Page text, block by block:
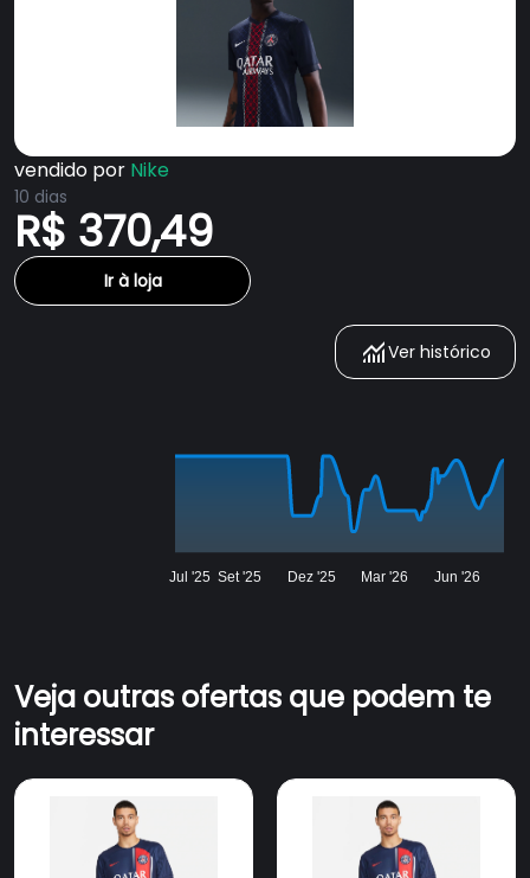
vendido por Nike
10 dias
R$ 370,49
Ir à loja
Ver histórico
Jul '25 Set '25 Dez '25 Mar '26 Jun '26
Veja outras ofertas que podem te
interessar